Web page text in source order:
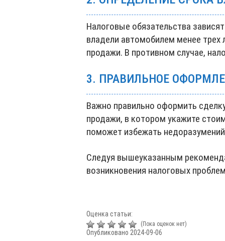
Налоговые обязательства
владели автомобилем менее
продажи. В противном случае,
3. ПРАВИЛЬНОЕ
Важно правильно оформить
продажи, в котором укажите
поможет избежать
Следуя вышеуказанным
возникновения налоговых
Оценка статьи:
(Пока оценок нет)
Опубликовано 2024-09-06